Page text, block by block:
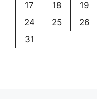
17
18 19
24
25 26
31